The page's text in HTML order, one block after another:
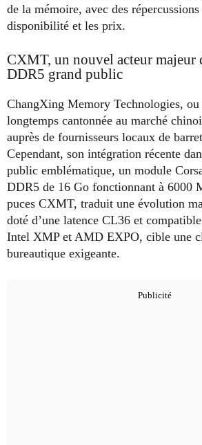
de la mémoire, avec des
disponibilité et les prix.
CXMT, un nouvel acteur majeur
DDR5 grand public
ChangXing Memory Technologies,
longtemps cantonnée au marché
auprès de fournisseurs locaux de
Cependant, son intégration récente
public emblématique, un module
DDR5 de 16 Go fonctionnant à 6000
puces CXMT, traduit une évolution
doté d’une latence CL36 et
Intel XMP et AMD EXPO, cible une
bureautique exigeante.